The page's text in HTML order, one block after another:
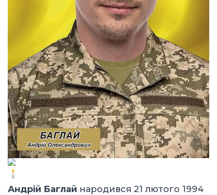
Андрій Баглай народився 21 лютого 1994